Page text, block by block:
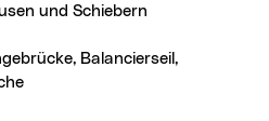
und Schiebern
Balancierseil,